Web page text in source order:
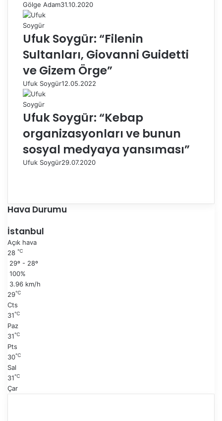
Gölge Adam31.10.2020
Ufuk Soygür: “Filenin
Sultanları, Giovanni Guidetti
ve Gizem Örge”
Ufuk Soygür12.05.2022
Ufuk Soygür: “Kebap
organizasyonları ve bunun
sosyal medyaya yansıması”
Ufuk Soygür29.07.2020
e
k
s
a
a
n
k
i
y
f
Hava Durumu
İstanbul
Açık hava
28 ℃
29º - 28º
100%
3.96 km/h
29℃
Cts
31℃
Paz
31℃
Pts
30℃
Sal
31℃
Çar